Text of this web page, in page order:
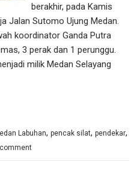
berakhir, pada Kamis
Jalan Sutomo Ujung Medan.
koordinator Ganda Putra
3 perak dan 1 perunggu.
milik Medan Selayang
Labuhan,pencak silat,pendekar,